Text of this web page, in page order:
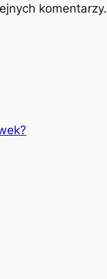
komentarzy.